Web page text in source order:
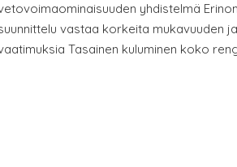
yhdistelmä
vastaa korkeita mukavuuden
Tasainen kuluminen koko